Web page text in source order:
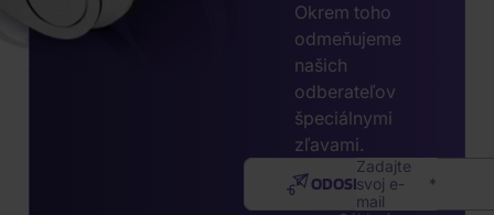
Okrem toho
odmeňujeme
našich
odberateľov
špeciálnymi
zľavami.
Zadajte
svoj e-
mail
ODOSLAŤ